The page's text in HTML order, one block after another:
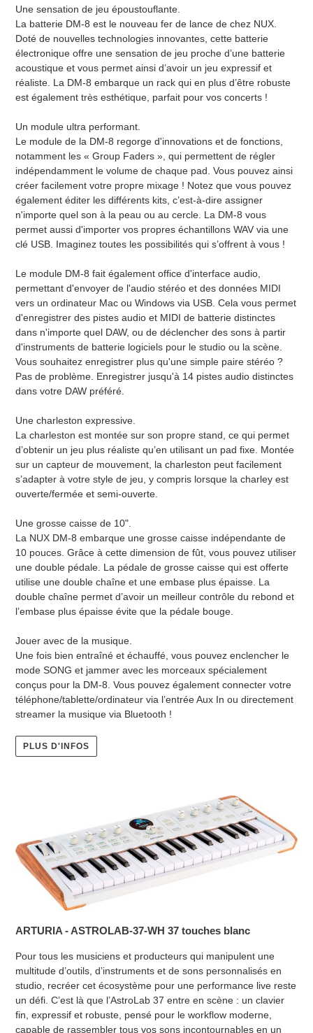
Une sensation de jeu époustouflante.
La batterie DM-8 est le nouveau fer de lance de chez NUX.
Doté de nouvelles technologies innovantes, cette batterie
électronique offre une sensation de jeu proche d’une batterie
acoustique et vous permet ainsi d’avoir un jeu expressif et
réaliste. La DM-8 embarque un rack qui en plus d’être robuste
est également très esthétique, parfait pour vos concerts !
Un module ultra performant.
Le module de la DM-8 regorge d'innovations et de fonctions,
notamment les « Group Faders », qui permettent de régler
indépendamment le volume de chaque pad. Vous pouvez ainsi
créer facilement votre propre mixage ! Notez que vous pouvez
également éditer les différents kits, c’est-à-dire assigner
n'importe quel son à la peau ou au cercle. La DM-8 vous
permet aussi d'importer vos propres échantillons WAV via une
clé USB. Imaginez toutes les possibilités qui s’offrent à vous !
Le module DM-8 fait également office d'interface audio,
permettant d'envoyer de l'audio stéréo et des données MIDI
vers un ordinateur Mac ou Windows via USB. Cela vous permet
d'enregistrer des pistes audio et MIDI de batterie distinctes
dans n'importe quel DAW, ou de déclencher des sons à partir
d'instruments de batterie logiciels pour le studio ou la scène.
Vous souhaitez enregistrer plus qu'une simple paire stéréo ?
Pas de problème. Enregistrer jusqu'à 14 pistes audio distinctes
dans votre DAW préféré.
Une charleston expressive.
La charleston est montée sur son propre stand, ce qui permet
d’obtenir un jeu plus réaliste qu’en utilisant un pad fixe. Montée
sur un capteur de mouvement, la charleston peut facilement
s’adapter à votre style de jeu, y compris lorsque la charley est
ouverte/fermée et semi-ouverte.
Une grosse caisse de 10".
La NUX DM-8 embarque une grosse caisse indépendante de
10 pouces. Grâce à cette dimension de fût, vous pouvez utiliser
une double pédale. La pédale de grosse caisse qui est offerte
utilise une double chaîne et une embase plus épaisse. La
double chaîne permet d’avoir un meilleur contrôle du rebond et
l’embase plus épaisse évite que la pédale bouge.
Jouer avec de la musique.
Une fois bien entraîné et échauffé, vous pouvez enclencher le
mode SONG et jammer avec les morceaux spécialement
conçus pour la DM-8. Vous pouvez également connecter votre
téléphone/tablette/ordinateur via l’entrée Aux In ou directement
streamer la musique via Bluetooth !
PLUS D'INFOS
ARTURIA - ASTROLAB-37-WH 37 touches blanc
Pour tous les musiciens et producteurs qui manipulent une
multitude d’outils, d’instruments et de sons personnalisés en
studio, recréer cet écosystème pour une performance live reste
un défi. C’est là que l’AstroLab 37 entre en scène : un clavier
fin, expressif et robuste, pensé pour le workflow moderne,
capable de rassembler tous vos sons incontournables en un